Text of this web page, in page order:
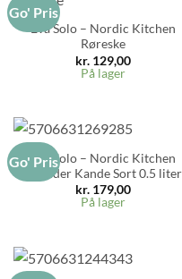
Go' Pris
Eva Solo – Nordic Kitchen
Røreske
kr.129,00
På lager
Go' PrisEva Solo – Nordic Kitchen
Cylinder Kande Sort 0.5 liter
kr.179,00
På lager